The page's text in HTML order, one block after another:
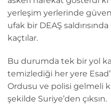
yerleşim yerlerinde
ufak bir DEAŞ
kaçtılar.
Bu durumda tek bir yol
temizlediği her yere
Ordusu ve polisi gelmeli
şekilde Suriye’den çıksın.